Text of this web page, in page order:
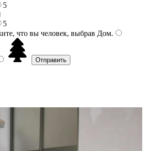
5
5
что вы человек, выбрав Дом.